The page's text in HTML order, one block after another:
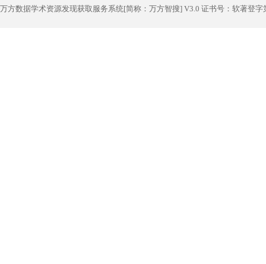
万方数据学术资源发现获取服务系统[简称：万方智搜] V3.0 证书号：软著登字